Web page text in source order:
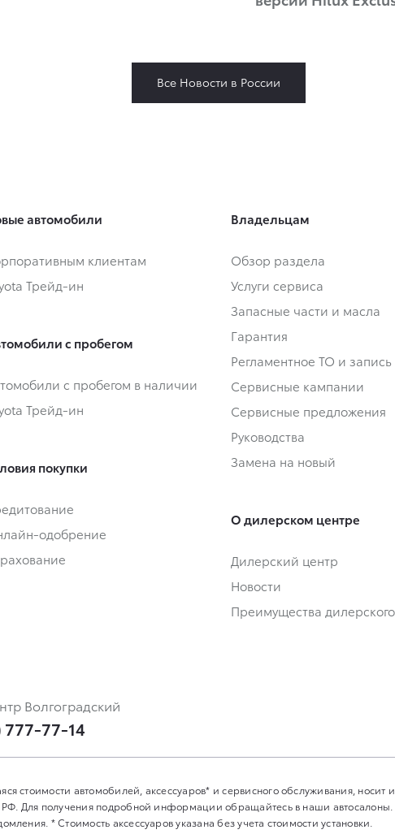
Все Новости в России
автомобили
клиентам
Трейд-ин
с пробегом
с пробегом в наличии
Трейд-ин
покупки
одобрение
Владельцам
Обзор раздела
Услуги сервиса
Запасные части и масла
Гарантия
Регламентное ТО и запись
Сервисные кампании
Сервисные предложения
Руководства
Замена на новый
О дилерском центре
Дилерский центр
Новости
Преимущества
Волгоградский
777-77-14
стоимости автомобилей, аксессуаров* и сервисного обслуживания,
Для получения подробной информации обращайтесь в наши
* Стоимость аксессуаров указана без учета стоимости установки.